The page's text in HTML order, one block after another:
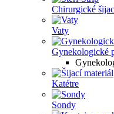
Chirurgické
Vaty
Gynekologické
Katétre
Sondy